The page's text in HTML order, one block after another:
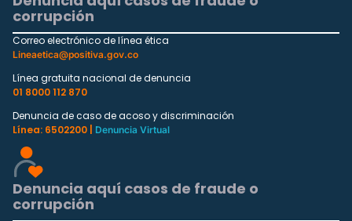
corrupción
Correo electrónico de línea ética
Lineaetica@positiva.gov.co
Línea gratuita nacional de denuncia
01 8000 112 870
Denuncia de caso de acoso y discriminación
Línea: 6502200 |
Denuncia Virtual
Denuncia aquí casos de fraude o
corrupción